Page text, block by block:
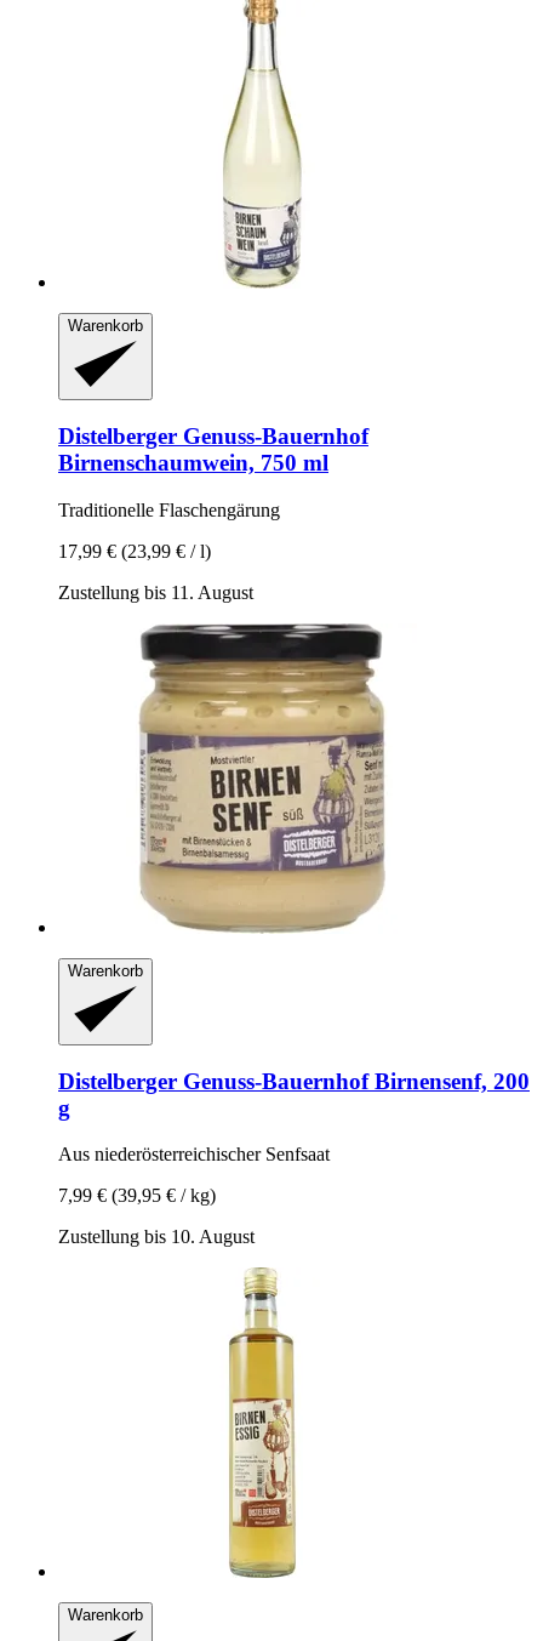
Warenkorb
Distelberger Genuss-Bauernhof
Birnenschaumwein, 750 ml
Traditionelle Flaschengärung
17,99 € (23,99 € / l)
Zustellung bis 11. August
Warenkorb
Distelberger Genuss-BauernhofBirnensenf, 200
g
Aus niederösterreichischer Senfsaat
7,99 € (39,95 € / kg)
Zustellung bis 10. August
Warenkorb